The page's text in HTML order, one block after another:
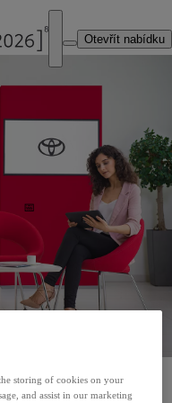
Otevřít nabídku
služeb+420 257 089 900.
storing of cookies on your
and assist in our marketing